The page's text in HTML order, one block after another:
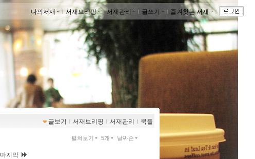
나의서재 ｌ서재브리핑 ｌ서재관리 ｌ 글쓰기 ｌ 즐겨찾는 서재 ｌ
글보기 ｌ 서재브리핑 ｌ 서재관리 ｌ 북플
펼쳐보기 5개 날짜순
마지막